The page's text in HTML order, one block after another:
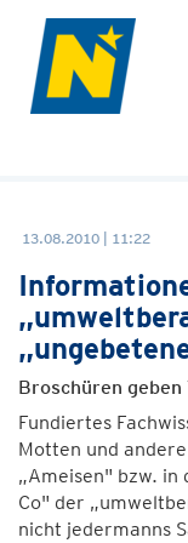
13.08.2010 | 11:22
Broschüren geben
Fundiertes
Motten und
„Ameisen" bzw. in
Co" der
nicht jedermanns